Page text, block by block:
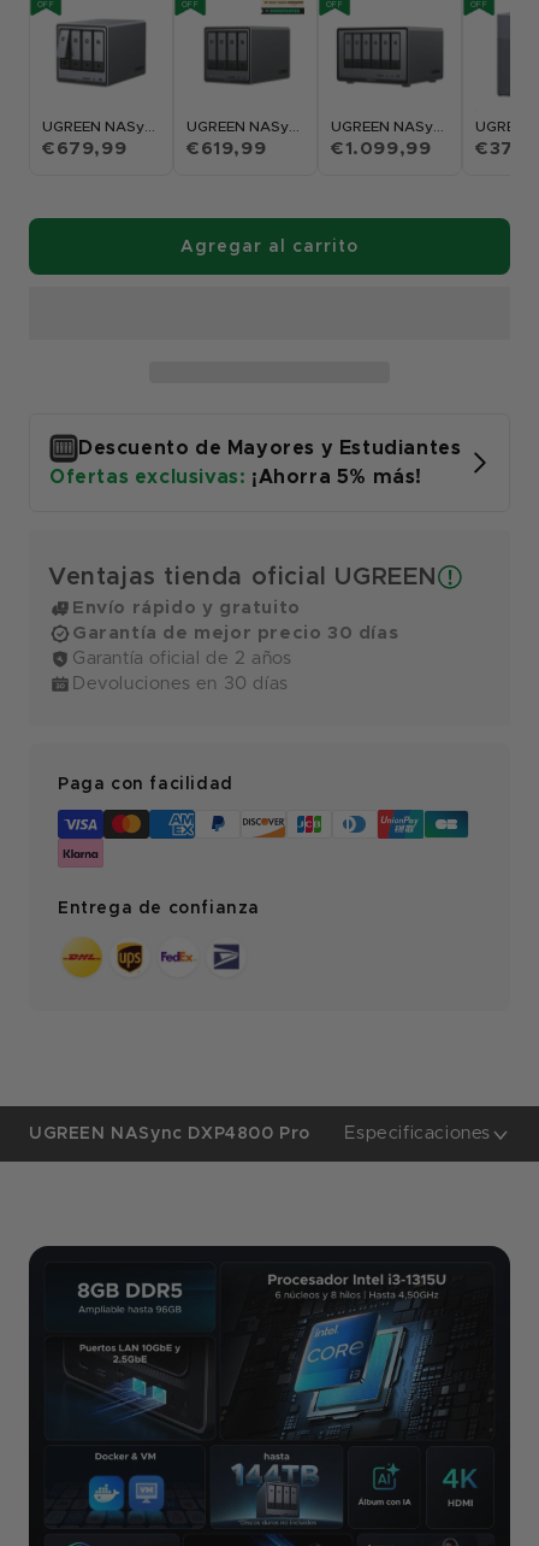
OFF
€679,99
OFF
€619,99
OFF
€1.099,99
OFF
Agregar al carrito
Ventajas tienda oficial UGREEN
Envío rápido y gratuito
Garantía de mejor precio 30 días
Garantía oficial de 2 años
Devoluciones en 30 días
Paga con facilidad
Entrega de confianza
UGREEN NASync DXP4800 Pro Especificaciones